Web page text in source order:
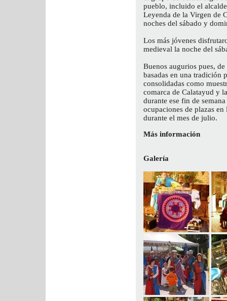
pueblo, incluido el
Leyenda de la Virgen de
noches del sábado y
Los más jóvenes
medieval la noche del
Buenos augurios pues,
basadas en una tradición
consolidadas como
comarca de Calatayud y
durante ese fin de
ocupaciones de plazas
durante el mes de julio.
Más información
Galería